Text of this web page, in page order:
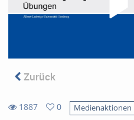
Zurück
1887
0
Medienaktionen